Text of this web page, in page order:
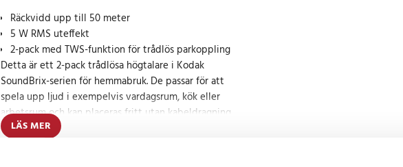
Räckvidd upp till 50 meter
5 W RMS uteffekt
2-pack med TWS-funktion för trådlös parkoppling
Detta är ett 2-pack trådlösa högtalare i Kodak
SoundBrix-serien för hemmabruk. De passar för att
spela upp ljud i exempelvis vardagsrum, kök eller
arbetsrum och kan placeras fritt utan kabeldragning.
Med TWS-funktion kan högtalarna användas
LÄS MER